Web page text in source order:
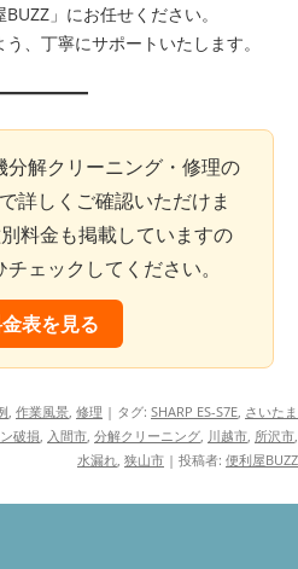
」にお任せください。
、丁寧にサポートいたします。
解クリーニング・修理の
詳しくご確認いただけま
料金も掲載していますの
ェックしてください。
表を見る
, 作業風景, 修理 | タグ: SHARP ES-S7E, さいたま
破損, 入間市, 分解クリーニング, 川越市, 所沢市,
水漏れ, 狭山市 | 投稿者: 便利屋BUZZ